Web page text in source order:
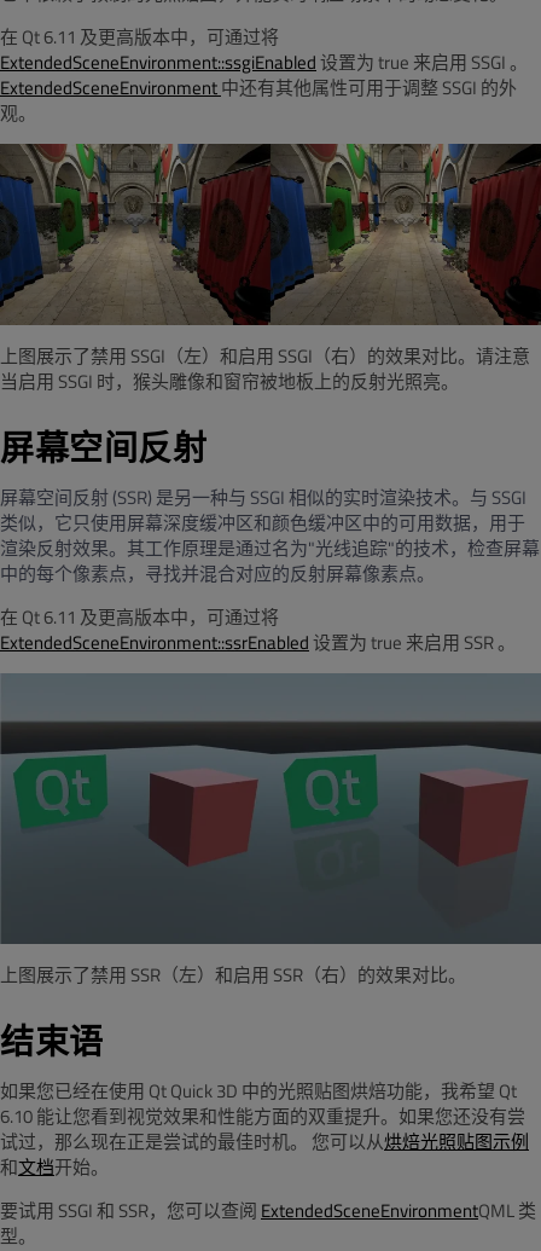
在 Qt 6.11 及更高版本中，可通过将
ExtendedSceneEnvironment::ssgiEnabled设置为 true 来启用 SSGI。
ExtendedSceneEnvironment中还有其他属性可用于调整 SSGI 的外
观。
上图展示了禁用 SSGI（左）和启用 SSGI（右）的效果对比。请注意
当启用 SSGI 时，猴头雕像和窗帘被地板上的反射光照亮。
屏幕空间反射
屏幕空间反射(SSR) 是另一种与 SSGI相似的实时渲染技术。与 SSGI
类似，它只使用屏幕深度缓冲区和颜色缓冲区中的可用数据，用于
渲染反射效果。其工作原理是通过名为"光线追踪"的技术，检查屏幕
中的每个像素点，寻找并混合对应的反射屏幕像素点。
在 Qt 6.11 及更高版本中，可通过将
ExtendedSceneEnvironment::ssrEnabled设置为 true 来启用 SSR。
上图展示了禁用 SSR（左）和启用 SSR（右）的效果对比。
结束语
如果您已经在使用 Qt Quick 3D 中的光照贴图烘焙功能，我希望 Qt
6.10 能让您看到视觉效果和性能方面的双重提升。如果您还没有尝
试过，那么现在正是尝试的最佳时机。 您可以从烘焙光照贴图示例
和文档开始。
要试用 SSGI 和 SSR，您可以查阅 ExtendedSceneEnvironmentQML 类
型。